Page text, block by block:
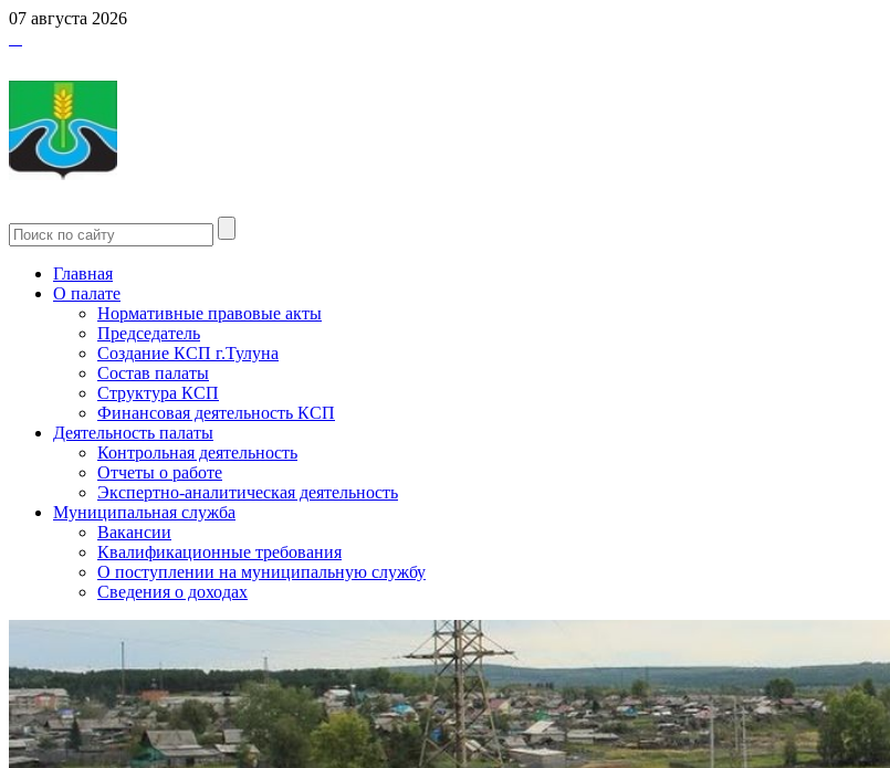
07 августа 2026
Главная
О палате
Нормативные правовые акты
Председатель
Создание КСП г.Тулуна
Состав палаты
Структура КСП
Финансовая деятельность КСП
Деятельность палаты
Контрольная деятельность
Отчеты о работе
Экспертно-аналитическая деятельность
Муниципальная служба
Вакансии
Квалификационные требования
О поступлении на муниципальную службу
Сведения о доходах